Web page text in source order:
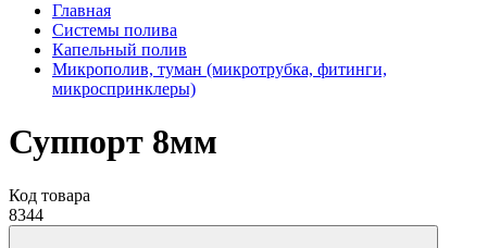
Главная
Системы полива
Капельный полив
Микрополив, туман (микротрубка, фитинги,
микроспринклеры)
Суппорт 8мм
Код товара
8344